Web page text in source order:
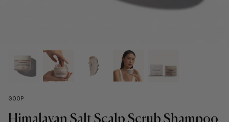
GOOP
Himalayan Salt Scalp Scrub Shampoo